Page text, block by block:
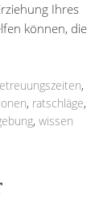
Ihres
können, die
,
, ratschläge,
, wissen